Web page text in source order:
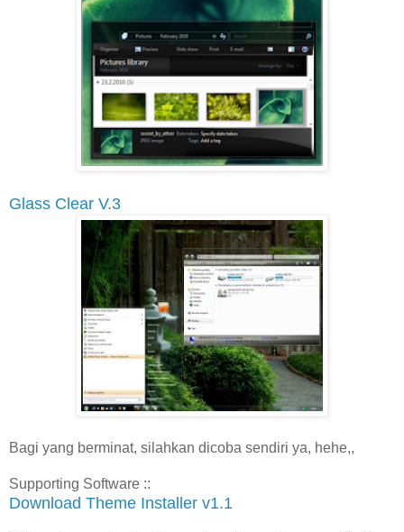
Glass Clear V.3
Bagi yang berminat, silahkan dicoba sendiri ya, hehe,,
Supporting Software ::
Download Theme Installer v1.1